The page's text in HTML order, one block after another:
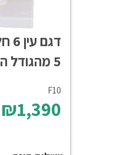
5 מהגודל הטבעי
F10
₪1,390